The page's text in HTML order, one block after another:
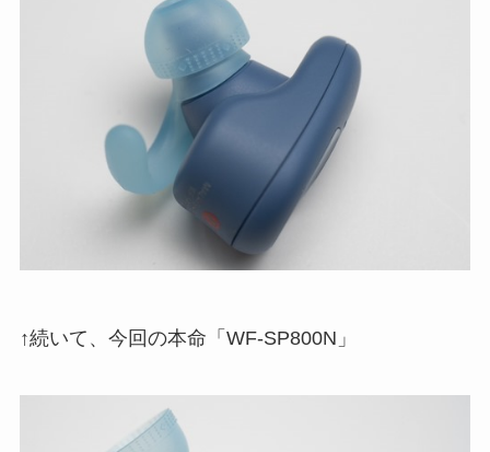
↑続いて、今回の本命「WF-SP800N」